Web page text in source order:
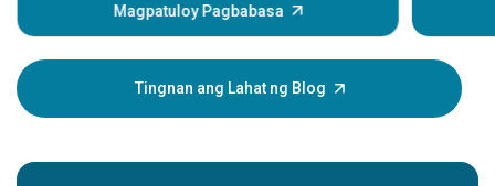
Magpatuloy Pagbabasa
man
puso,
mga
Tingnan ang Lahat ng Blog